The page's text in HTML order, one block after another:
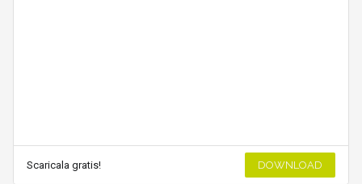
Scaricala gratis! DOWNLOAD